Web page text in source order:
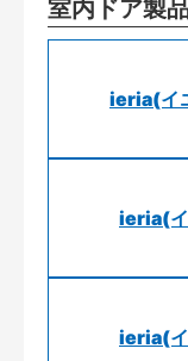
室内ドア製
ieria(イ
ieria(イ
ieria(イ